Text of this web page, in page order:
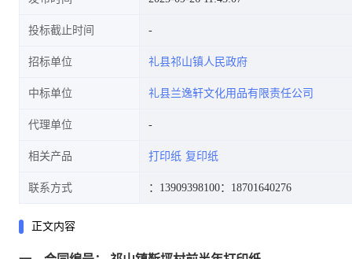
投标截止时间
招标单位 礼县祁山镇人民政府
中标单位 礼县兰逸轩文化用品有限责任公司
代理单位
相关产品 打印纸 复印纸
联系方式 ：13909398100：18701640276
正文内容